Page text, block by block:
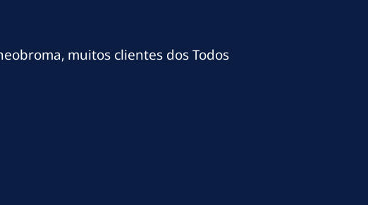
muitos clientes dos Todos